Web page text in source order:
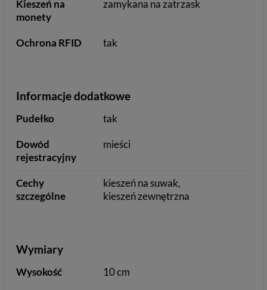
Kieszeń na
monety
zamykana na zatrzask
Ochrona RFID tak
Informacje dodatkowe
Pudełko tak
Dowód
rejestracyjny
mieści
Cechy
szczególne
kieszeń na suwak
kieszeń zewnętrzna
Wymiary
Wysokość 10 cm